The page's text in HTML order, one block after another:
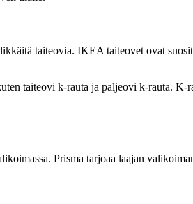
taiteovia. IKEA taiteovet ovat
taiteovi k-rauta ja paljeovi k-rauta.
Prisma tarjoaa laajan